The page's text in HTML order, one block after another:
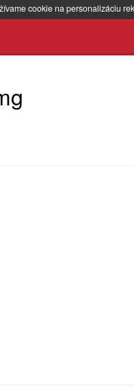
cookie na personalizáciu